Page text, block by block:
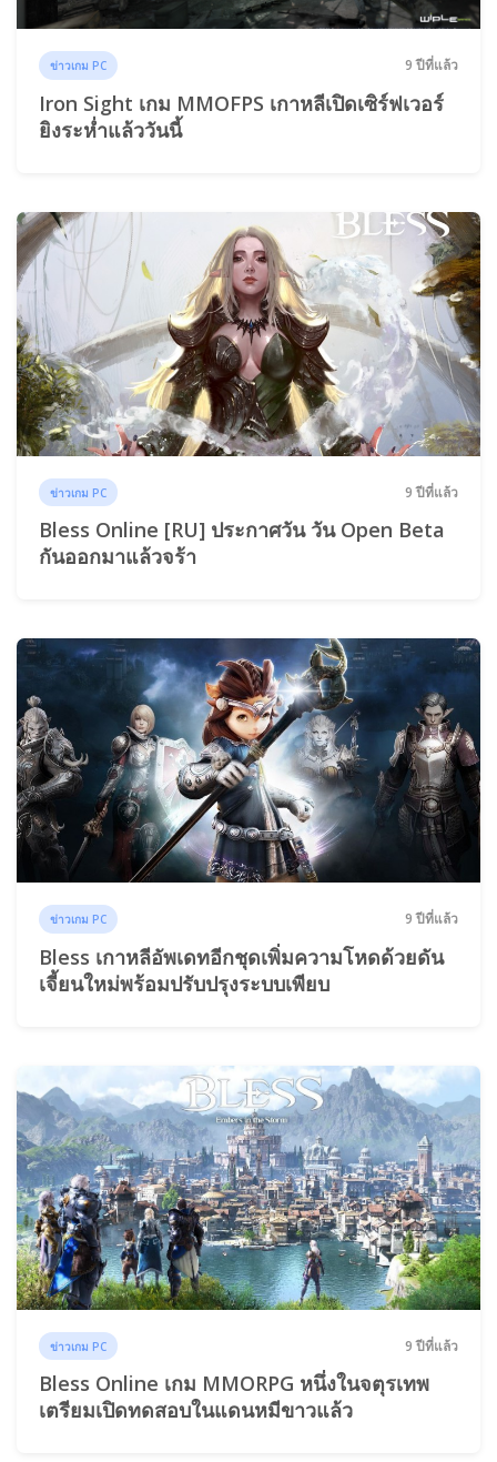
ข่าวเกม PC 9 ปีที่แล้ว
Iron Sight เกม MMOFPS เกาหลีเปิดเซิร์ฟเวอร์
ยิงระห่ำแล้ววันนี้
ข่าวเกม PC 9 ปีที่แล้ว
Bless Online [RU] ประกาศวัน วัน Open Beta
กันออกมาแล้วจร้า
ข่าวเกม PC 9 ปีที่แล้ว
Bless เกาหลีอัพเดทอีกชุดเพิ่มความโหดด้วยดัน
เจี้ยนใหม่พร้อมปรับปรุงระบบเพียบ
ข่าวเกม PC 9 ปีที่แล้ว
Bless Online เกม MMORPG หนึ่งในจตุรเทพ
เตรียมเปิดทดสอบในแดนหมีขาวแล้ว